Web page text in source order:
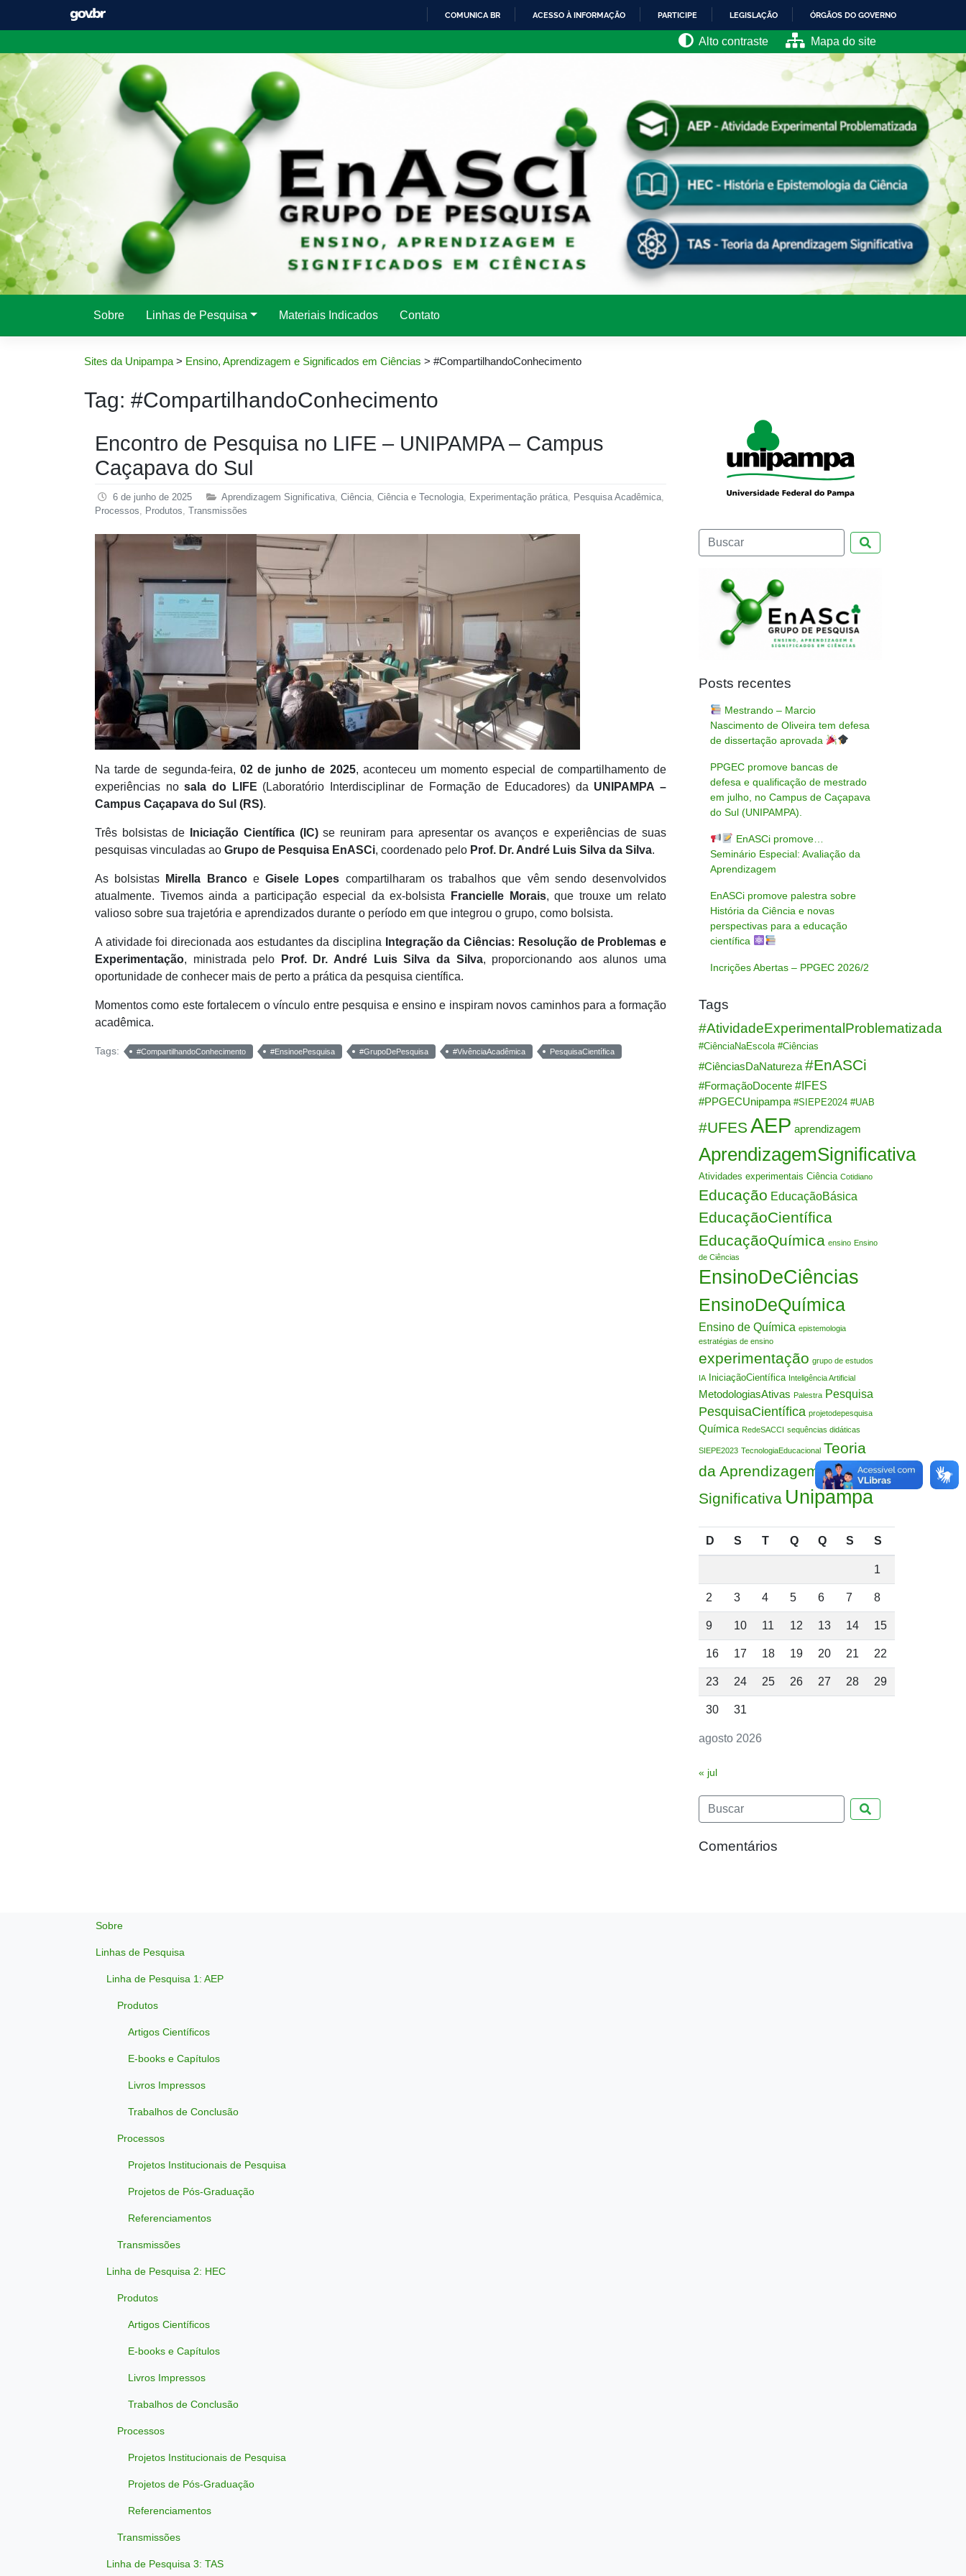
conteúdo
CONTEÚDO
COMUNICA BR ACESSO À INFORMAÇÃO PARTICIPE LEGISLAÇÃO ÓRGÃOS DO GOVERNO
Alto contraste Mapa do site
Sobre Linhas de Pesquisa Materiais Indicados Contato
Sites da Unipampa > Ensino, Aprendizagem e Significados em Ciências > #CompartilhandoConhecimento
Tag: #CompartilhandoConhecimento
Encontro de Pesquisa no LIFE – UNIPAMPA – Campus
Caçapava do Sul
6 de junho de 2025 Aprendizagem Significativa, Ciência, Ciência e Tecnologia, Experimentação prática, Pesquisa Acadêmica,
Processos, Produtos, Transmissões
Na tarde de segunda-feira, 02 de junho de 2025, aconteceu um momento especial de compartilhamento de
experiências nosala do LIFE (Laboratório Interdisciplinar de Formação de Educadores) da UNIPAMPA –
Campus Caçapava do Sul (RS).
Três bolsistas de Iniciação Científica (IC)se reuniram para apresentar os avanços e experiências de suas
pesquisas vinculadas ao Grupo de Pesquisa EnASCi, coordenado pelo Prof. Dr. André Luis Silva da Silva.
As bolsistas Mirella BrancoeGisele Lopes compartilharam os trabalhos que vêm sendo desenvolvidos
atualmente. Tivemos ainda a participação especial da ex-bolsista
Francielle Morais, que trouxe um relato
valioso sobre sua trajetória e aprendizados durante o período em que integrou o grupo, como bolsista.
A atividade foi direcionada aos estudantes da disciplina
Integração da Ciências: Resolução de Problemas e
Experimentação, ministrada pelo Prof. Dr. André Luis Silva da Silva, proporcionando aos alunos uma
oportunidade de conhecer mais de perto a prática da pesquisa científica.
Momentos como este fortalecem o vínculo entre pesquisa e ensino e inspiram novos caminhos para a formação
acadêmica.
Tags: #CompartilhandoConhecimento #EnsinoePesquisa #GrupoDePesquisa #VivênciaAcadêmica PesquisaCientífica
Posts recentes
Mestrando – Marcio
Nascimento de Oliveira tem defesa
de dissertação aprovada
PPGEC promove bancas de
defesa e qualificação de mestrado
em julho, no Campus de Caçapava
do Sul (UNIPAMPA).
EnASCi promove…
Seminário Especial: Avaliação da
Aprendizagem
EnASCi promove palestra sobre
História da Ciência e novas
perspectivas para a educação
científica
Incrições Abertas – PPGEC 2026/2
Tags
#AtividadeExperimentalProblematizada
#CiênciaNaEscola #Ciências
#CiênciasDaNatureza #EnASCi
#FormaçãoDocente #IFES
#PPGECUnipampa #SIEPE2024 #UAB
#UFES AEP aprendizagem
AprendizagemSignificativa
Atividades experimentais Ciência Cotidiano
Educação EducaçãoBásica
EducaçãoCientífica
EducaçãoQuímica ensino Ensino
de Ciências
EnsinoDeCiências
EnsinoDeQuímica
Ensino de Química epistemologia
estratégias de ensino
experimentação grupo de estudos
IA IniciaçãoCientífica Inteligência Artificial
MetodologiasAtivas Palestra Pesquisa
PesquisaCientífica projetodepesquisa
Química RedeSACCI sequências didáticas
SIEPE2023 TecnologiaEducacional Teoria
da Aprendizagem
Significativa Unipampa
agosto 2026
D S T Q Q S S
1
2 3 4 5 6 7 8
9 10 11 12 13 14 15
16 17 18 19 20 21 22
23 24 25 26 27 28 29
30 31
« jul
Comentários
Sobre
Linhas de Pesquisa
Linha de Pesquisa 1: AEP
Produtos
Artigos Científicos
E-books e Capítulos
Livros Impressos
Trabalhos de Conclusão
Processos
Projetos Institucionais de Pesquisa
Projetos de Pós-Graduação
Referenciamentos
Transmissões
Linha de Pesquisa 2: HEC
Produtos
Artigos Científicos
E-books e Capítulos
Livros Impressos
Trabalhos de Conclusão
Processos
Projetos Institucionais de Pesquisa
Projetos de Pós-Graduação
Referenciamentos
Transmissões
Linha de Pesquisa 3: TAS